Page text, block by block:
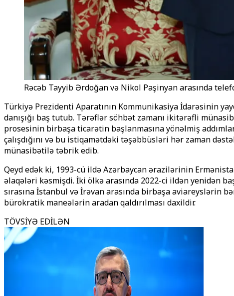
Rəcəb Tayyib Ərdoğan və Nikol Paşinyan arasında
Türkiyə Prezidenti Aparatının Kommunikasiya İdarəsinin
danışığı baş tutub. Tərəflər söhbət zamanı ikitərəfli
prosesinin birbaşa ticarətin başlanmasına yönəlmiş
çalışdığını və bu istiqamətdəki təşəbbüsləri hər zaman
münasibətilə təbrik edib.
Qeyd edək ki, 1993-cü ildə Azərbaycan ərazilərinin
əlaqələri kəsmişdi. İki ölkə arasında 2022-ci ildən yenidən
sırasına İstanbul və İrəvan arasında birbaşa
bürokratik maneələrin aradan qaldırılması daxildir.
TÖVSİYƏ EDİLƏN